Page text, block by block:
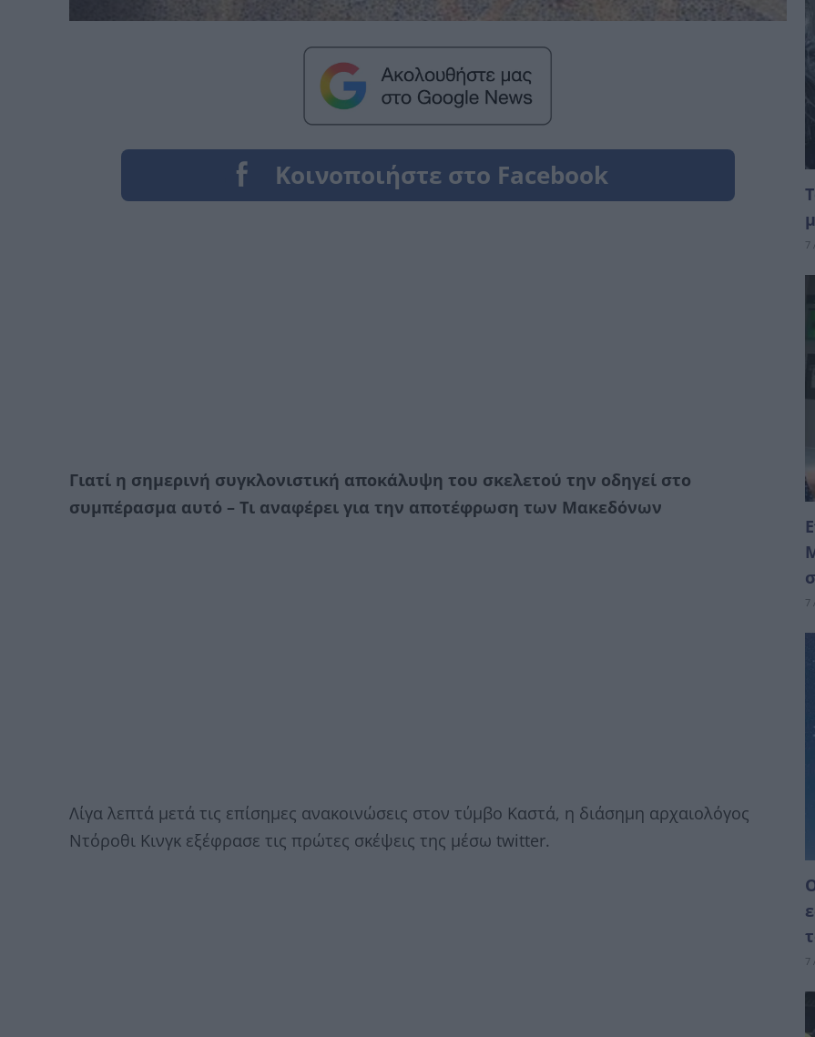
Γιατί η σημερινή συγκλονιστική αποκάλυψη του σκελετού την οδηγεί στο
συμπέρασμα αυτό – Τι αναφέρει για την αποτέφρωση των Μακεδόνων
Λίγα λεπτά μετά τις επίσημες ανακοινώσεις στον τύμβο Καστά, η διάσημη αρχαιολόγος
Ντόροθι Κινγκ εξέφρασε τις πρώτες σκέψεις της μέσω twitter.
7
7
7